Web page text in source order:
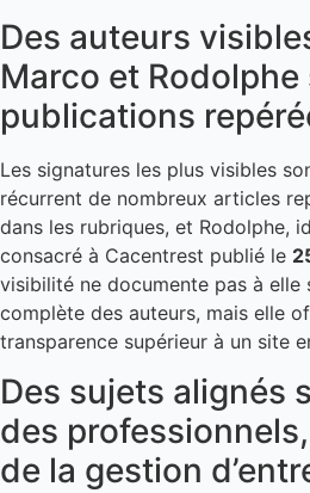
Des auteurs
Marco et Rodolphe
publications
Les signatures les plus visibles
récurrent de nombreux articles
dans les rubriques, et Rodolphe,
consacré à Cacentrest publié le
visibilité ne documente pas à elle
complète des auteurs, mais elle
transparence supérieur à un site
Des sujets alignés
des
de la gestion